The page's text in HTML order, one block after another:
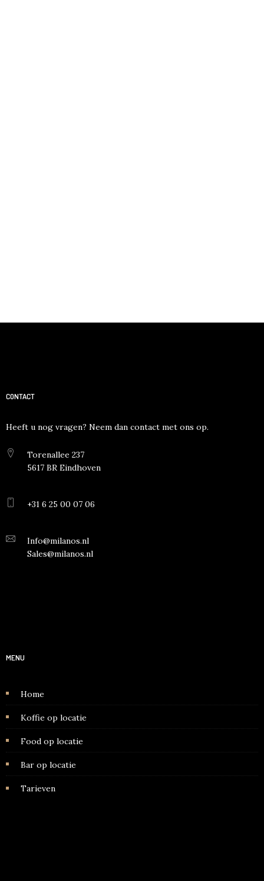
CONTACT
Heeft u nog vragen? Neem dan contact met ons op.
Torenallee 237
5617 BR Eindhoven
+31 6 25 00 07 06
Info@milanos.nl
Sales@milanos.nl
MENU
Home
Koffie op locatie
Food op locatie
Bar op locatie
Tarieven